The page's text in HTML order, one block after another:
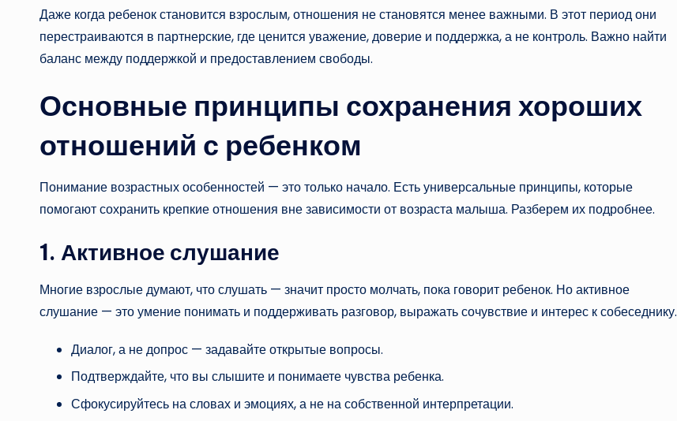
Даже когда ребенок становится взрослым, отношения не становятся менее важными. В этот период они
перестраиваются в партнерские, где ценится уважение, доверие и поддержка, а не контроль. Важно найти
баланс между поддержкой и предоставлением свободы.
Основные принципы сохранения хороших
отношений с ребенком
Понимание возрастных особенностей — это только начало. Есть универсальные принципы, которые
помогают сохранить крепкие отношения вне зависимости от возраста малыша. Разберем их подробнее.
1. Активное слушание
Многие взрослые думают, что слушать — значит просто молчать, пока говорит ребенок. Но активное
слушание — это умение понимать и поддерживать разговор, выражать сочувствие и интерес к собеседнику.
Диалог, а не допрос — задавайте открытые вопросы.
Подтверждайте, что вы слышите и понимаете чувства ребенка.
Сфокусируйтесь на словах и эмоциях, а не на собственной интерпретации.